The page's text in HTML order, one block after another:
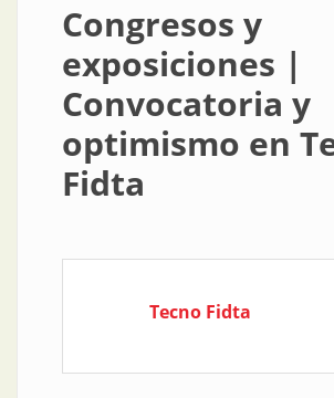
Congresos y
exposiciones |
Convocatoria y
optimismo en
Fidta
Tecno Fidta